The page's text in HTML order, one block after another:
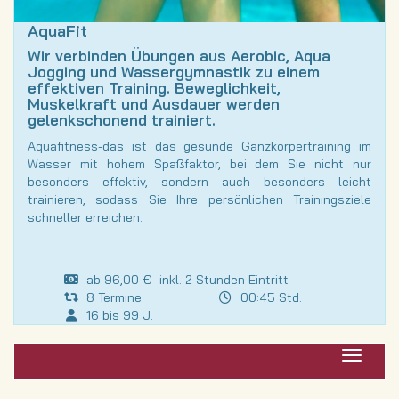
AquaFit
Wir verbinden Übungen aus Aerobic, Aqua
Jogging und Wassergymnastik zu einem
effektiven Training. Beweglichkeit,
Muskelkraft und Ausdauer werden
gelenkschonend trainiert.
Aquafitness-das ist das gesunde Ganzkörpertraining im
Wasser mit hohem Spaßfaktor, bei dem Sie nicht nur
besonders effektiv, sondern auch besonders leicht
trainieren, sodass Sie Ihre persönlichen Trainingsziele
schneller erreichen.
ab 96,00 € inkl. 2 Stunden Eintritt
8 Termine
00:45 Std.
16 bis 99 J.